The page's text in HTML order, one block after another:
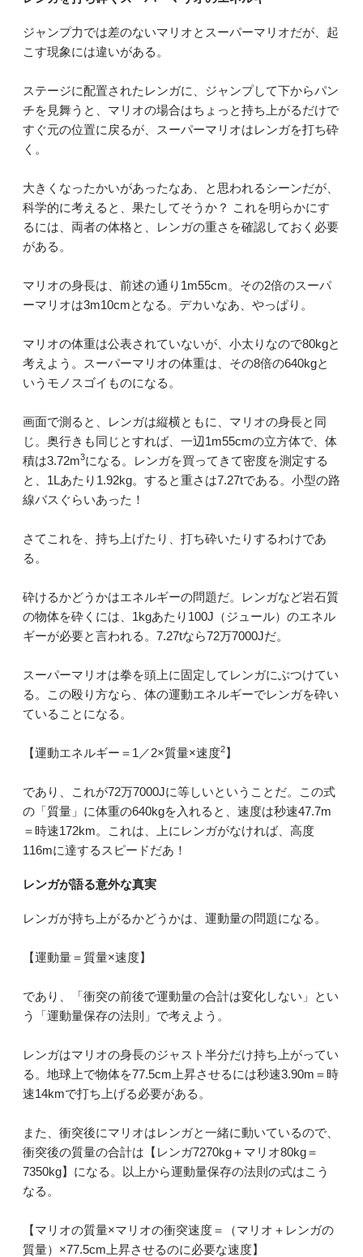
ジャンプ力では差のないマリオとスーパーマリオだが、起
こす現象には違いがある。
ステージに配置されたレンガに、ジャンプして下からパン
チを見舞うと、マリオの場合はちょっと持ち上がるだけで
すぐ元の位置に戻るが、スーパーマリオはレンガを打ち砕
く。
大きくなったかいがあったなあ、と思われるシーンだが、
科学的に考えると、果たしてそうか？ これを明らかにす
るには、両者の体格と、レンガの重さを確認しておく必要
がある。
マリオの身長は、前述の通り1m55cm。その2倍のスーパ
ーマリオは3m10cmとなる。デカいなあ、やっぱり。
マリオの体重は公表されていないが、小太りなので80kgと
考えよう。スーパーマリオの体重は、その8倍の640kgと
いうモノスゴイものになる。
画面で測ると、レンガは縦横ともに、マリオの身長と同
じ。奥行きも同じとすれば、一辺1m55cmの立方体で、体
積は3.72m3になる。レンガを買ってきて密度を測定する
と、1Lあたり1.92kg。すると重さは7.27tである。小型の路
線バスぐらいあった！
さてこれを、持ち上げたり、打ち砕いたりするわけであ
る。
砕けるかどうかはエネルギーの問題だ。レンガなど岩石質
の物体を砕くには、1kgあたり100J（ジュール）のエネル
ギーが必要と言われる。7.27tなら72万7000Jだ。
スーパーマリオは拳を頭上に固定してレンガにぶつけてい
る。この殴り方なら、体の運動エネルギーでレンガを砕い
ていることになる。
【運動エネルギー＝1／2×質量×速度2】
であり、これが72万7000Jに等しいということだ。この式
の「質量」に体重の640kgを入れると、速度は秒速47.7m
＝時速172km。これは、上にレンガがなければ、高度
116mに達するスピードだあ！
レンガが語る意外な真実
レンガが持ち上がるかどうかは、運動量の問題になる。
【運動量＝質量×速度】
であり、「衝突の前後で運動量の合計は変化しない」とい
う「運動量保存の法則」で考えよう。
レンガはマリオの身長のジャスト半分だけ持ち上がってい
る。地球上で物体を77.5cm上昇させるには秒速3.90m＝時
速14kmで打ち上げる必要がある。
また、衝突後にマリオはレンガと一緒に動いているので、
衝突後の質量の合計は【レンガ7270kg＋マリオ80kg＝
7350kg】になる。以上から運動量保存の法則の式はこう
なる。
【マリオの質量×マリオの衝突速度＝（マリオ＋レンガの
質量）×77.5cm上昇させるのに必要な速度】